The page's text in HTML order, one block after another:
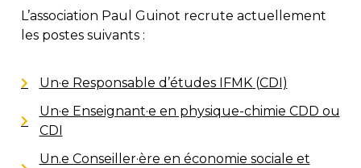
L’association Paul Guinot recrute actuellement
les postes suivants :
Un·e Responsable d’études IFMK (CDI)
Un·e Enseignant·e en physique-chimie CDD ou
CDI
Un.e Conseiller·ère en économie sociale et